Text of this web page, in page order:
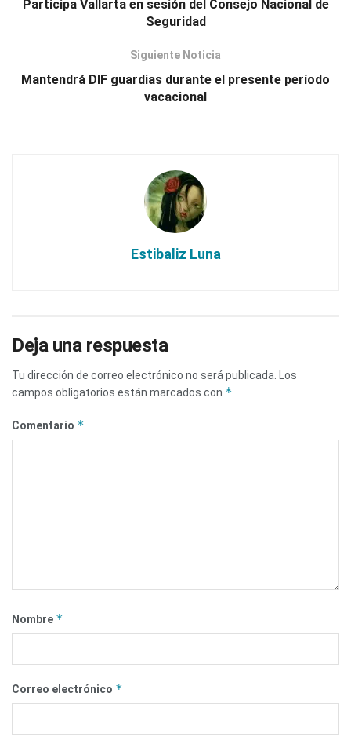
Participa Vallarta en sesión del Consejo Nacional de
Seguridad
Siguiente Noticia
Mantendrá DIF guardias durante el presente período
vacacional
Estibaliz Luna
Deja una respuesta
Tu dirección de correo electrónico no será publicada.
Los
campos obligatorios están marcados con *
Comentario *
Nombre *
Correo electrónico *